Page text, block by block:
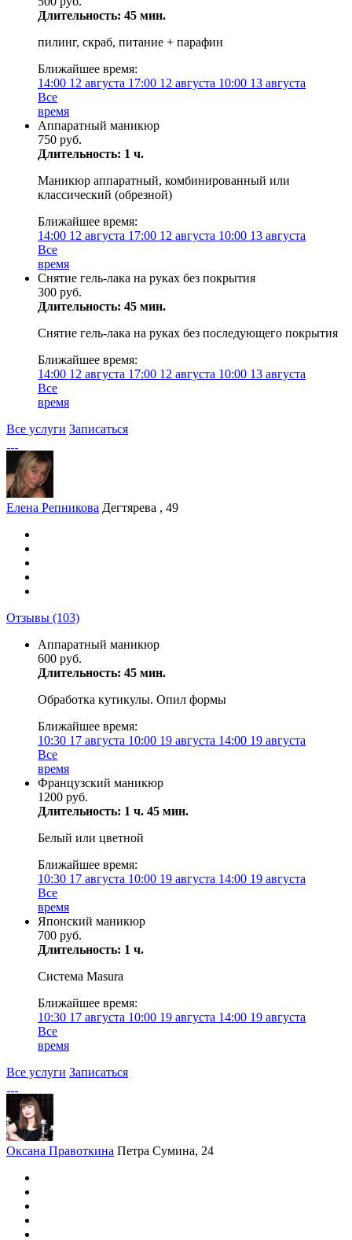
Длительность: 45 мин.
пилинг, скраб, питание + парафин
Ближайшее время:
14:00 12 августа 17:00 12 августа 10:00 13 августа
Все
время
Аппаратный маникюр
750 руб.
Длительность: 1 ч.
Маникюр аппаратный, комбинированный или
классический (обрезной)
Ближайшее время:
14:00 12 августа 17:00 12 августа 10:00 13 августа
Все
время
Снятие гель-лака на руках без покрытия
300 руб.
Длительность: 45 мин.
Снятие гель-лака на руках без последующего покрытия
Ближайшее время:
14:00 12 августа 17:00 12 августа 10:00 13 августа
Все
время
Все услуги Записаться
Елена Репникова Дегтярева , 49
Отзывы (103)
Аппаратный маникюр
600 руб.
Длительность: 45 мин.
Обработка кутикулы. Опил формы
Ближайшее время:
10:30 17 августа 10:00 19 августа 14:00 19 августа
Все
время
Французский маникюр
1200 руб.
Длительность: 1 ч. 45 мин.
Белый или цветной
Ближайшее время:
10:30 17 августа 10:00 19 августа 14:00 19 августа
Все
время
Японский маникюр
700 руб.
Длительность: 1 ч.
Система Masura
Ближайшее время:
10:30 17 августа 10:00 19 августа 14:00 19 августа
Все
время
Все услуги Записаться
Оксана Правоткина Петра Сумина, 24